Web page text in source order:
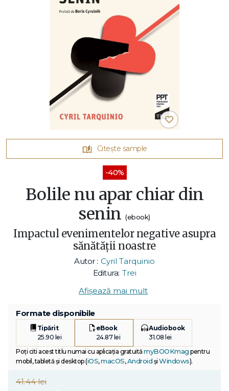
Citește sample
-40%
Bolile nu apar chiar din
senin(ebook)
Impactul evenimentelor negative asupra
sănătății noastre
Autor : Cyril Tarquinio
Editura: Trei
Afișează mai mult
Formate disponibile
Tipărit
25.90 lei
eBook
24.87 lei
Audiobook
31.08 lei
Poți citi acest titlu numai cu aplicația gratuitămyBOOKmag pentru
mobil, tabletă și desktop (iOS,macOS,Android și Windows).
41.44 lei